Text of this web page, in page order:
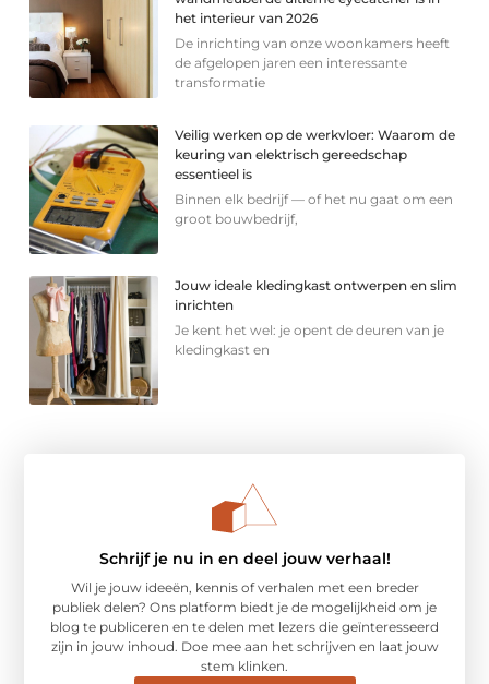
het interieur van 2026
De inrichting van onze woonkamers heeft
de afgelopen jaren een interessante
transformatie
Veilig werken op de werkvloer: Waarom de
keuring van elektrisch gereedschap
essentieel is
Binnen elk bedrijf — of het nu gaat om een
groot bouwbedrijf,
Jouw ideale kledingkast ontwerpen en slim
inrichten
Je kent het wel: je opent de deuren van je
kledingkast en
Schrijf je nu in en deel jouw verhaal!
Wil je jouw ideeën, kennis of verhalen met een breder
publiek delen? Ons platform biedt je de mogelijkheid om je
blog te publiceren en te delen met lezers die geïnteresseerd
zijn in jouw inhoud. Doe mee aan het schrijven en laat jouw
stem klinken.